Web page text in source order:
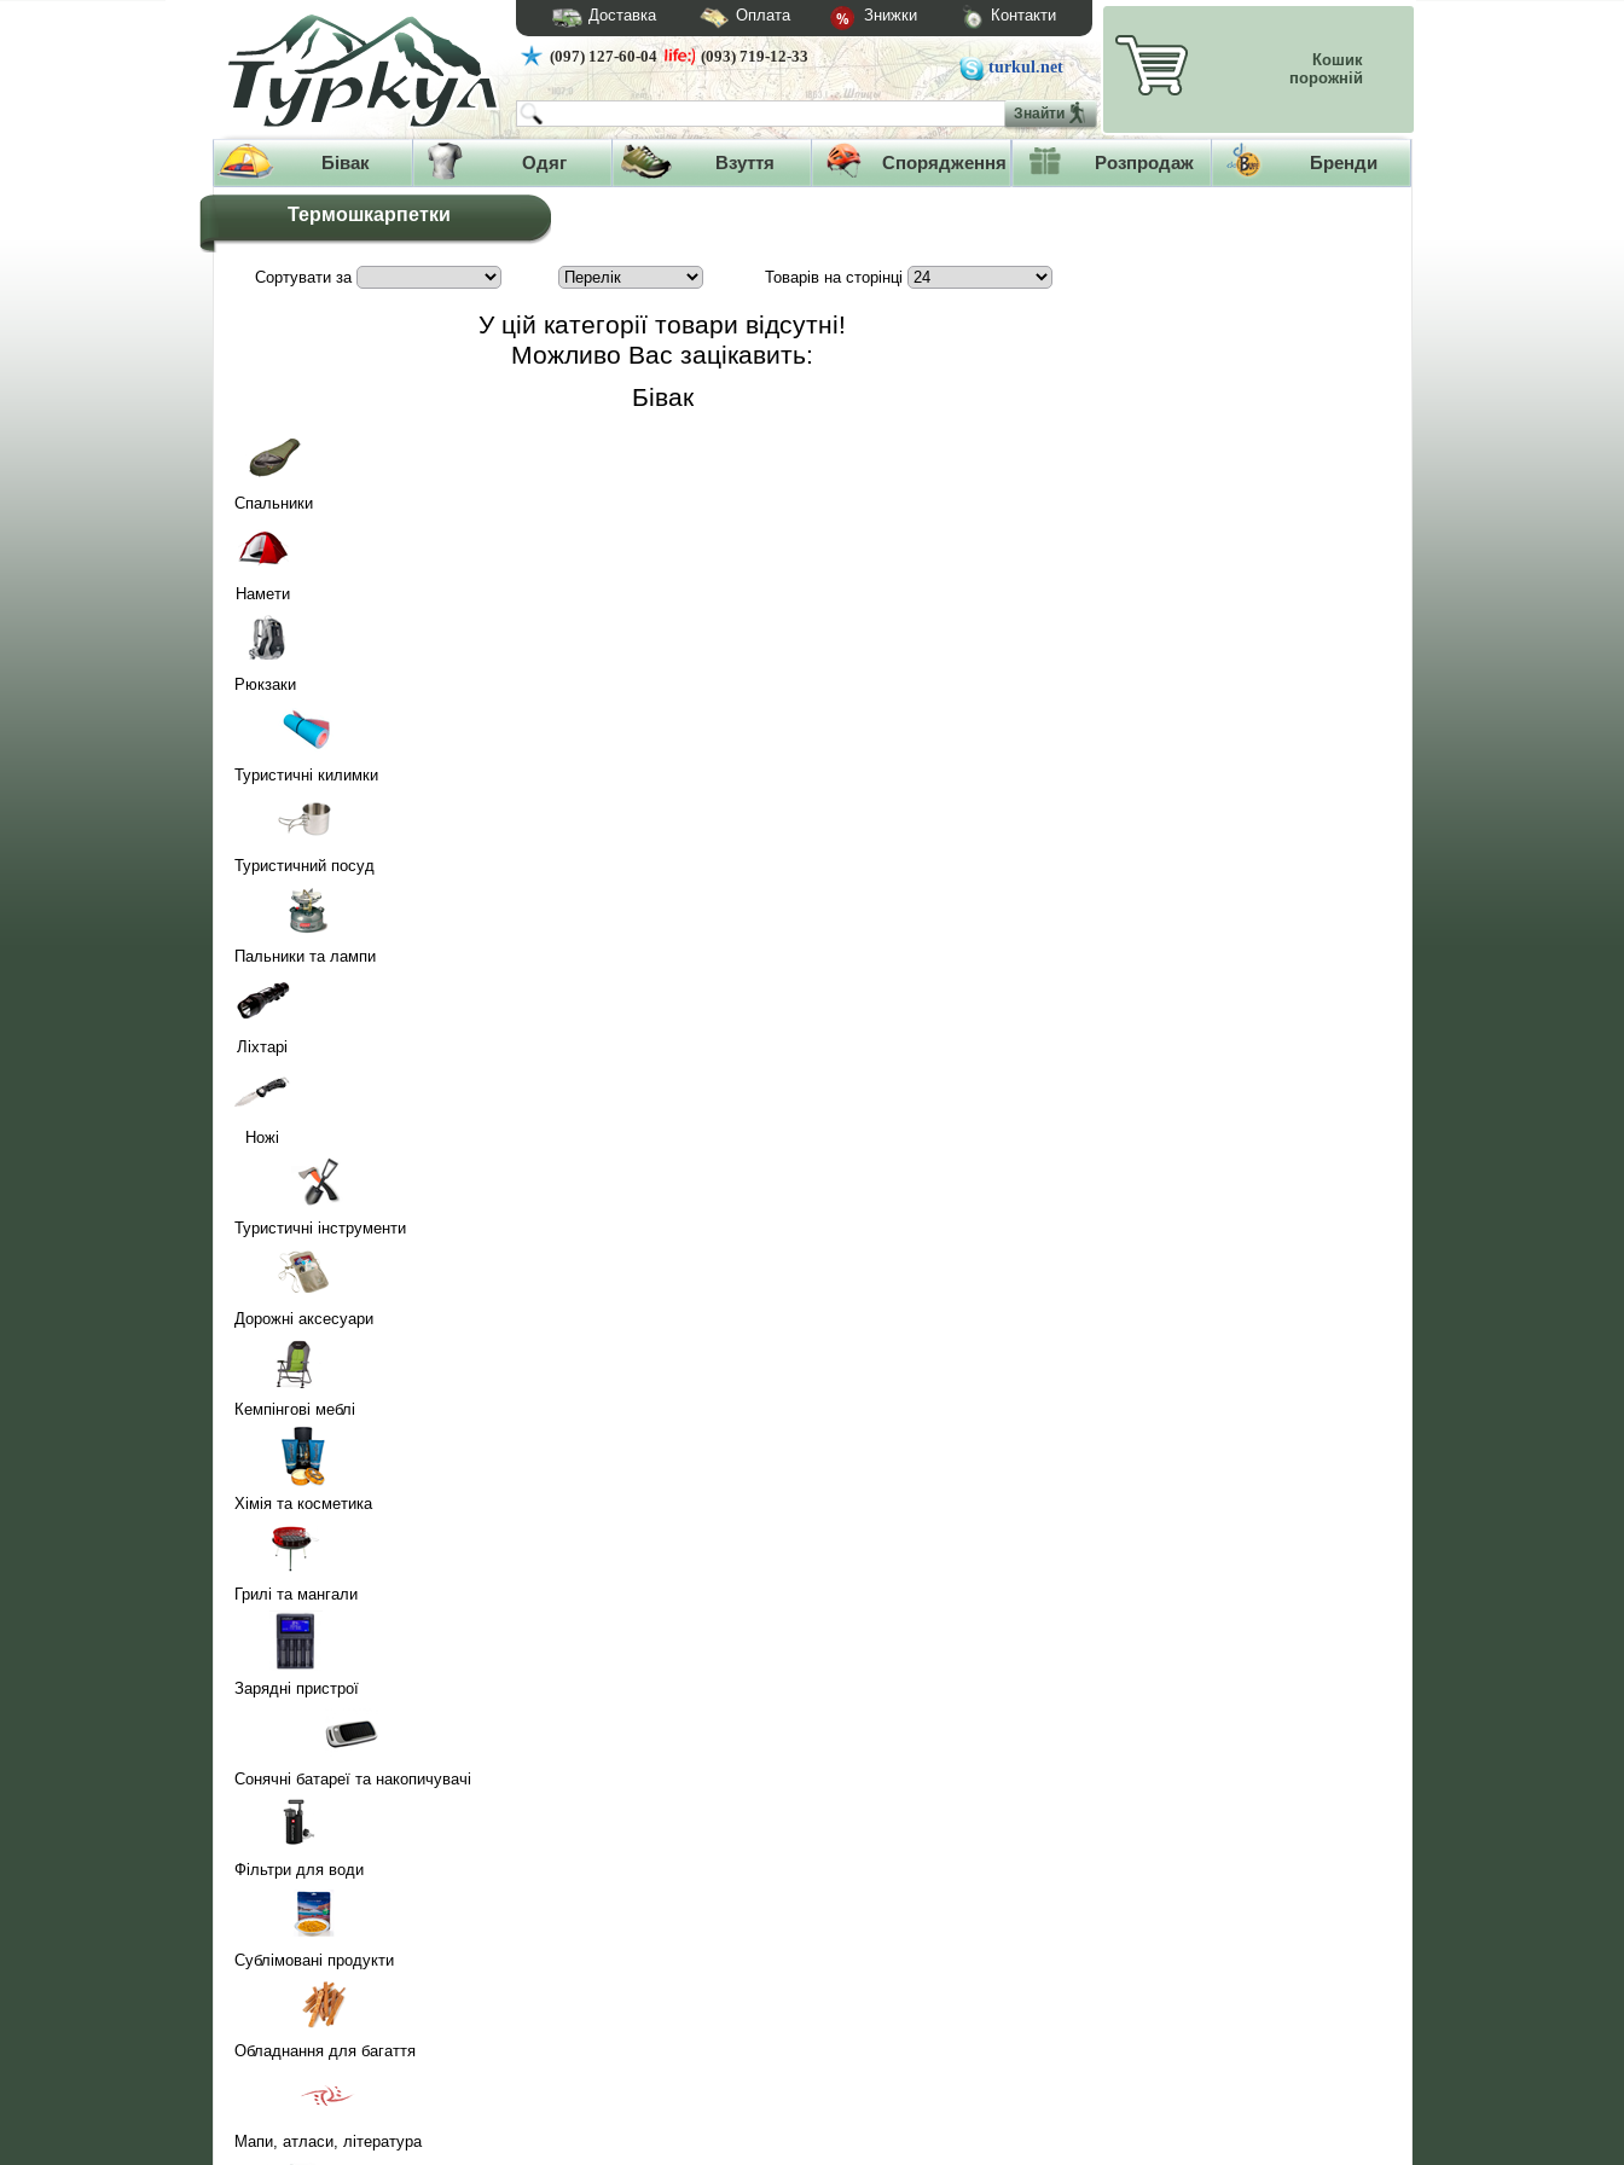
Доставка Оплата Знижки Контакти
(097) 127-60-04 (093) 719-12-33
turkul.net
Знайти
Кошик
порожній
Бівак Одяг Взуття Спорядження Розпродаж Бренди
Термошкарпетки
Сортувати за Товарів на сторінці
У цій категорії товари відсутні!
Можливо Вас зацікавить:
Бівак
Спальники
Намети
Рюкзаки
Туристичні килимки
Туристичний посуд
Пальники та лампи
Ліхтарі
Ножі
Туристичні інструменти
Дорожні аксесуари
Кемпінгові меблі
Хімія та косметика
Грилі та мангали
Зарядні пристрої
Сонячні батареї та накопичувачі
Фільтри для води
Сублімовані продукти
Обладнання для багаття
Мапи, атласи, література